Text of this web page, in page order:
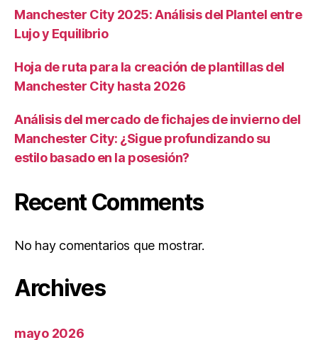
Manchester City 2025: Análisis del Plantel entre
Lujo y Equilibrio
Hoja de ruta para la creación de plantillas del
Manchester City hasta 2026
Análisis del mercado de fichajes de invierno del
Manchester City: ¿Sigue profundizando su
estilo basado en la posesión?
Recent Comments
No hay comentarios que mostrar.
Archives
mayo 2026